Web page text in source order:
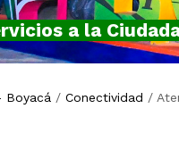
a la
Boyacá / Conectividad /